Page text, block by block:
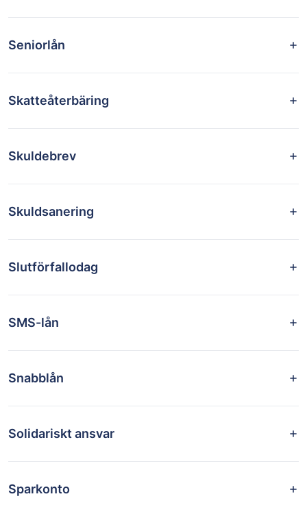
Seniorlån
Skatteåterbäring
Skuldebrev
Skuldsanering
Slutförfallodag
SMS-lån
Snabblån
Solidariskt ansvar
Sparkonto